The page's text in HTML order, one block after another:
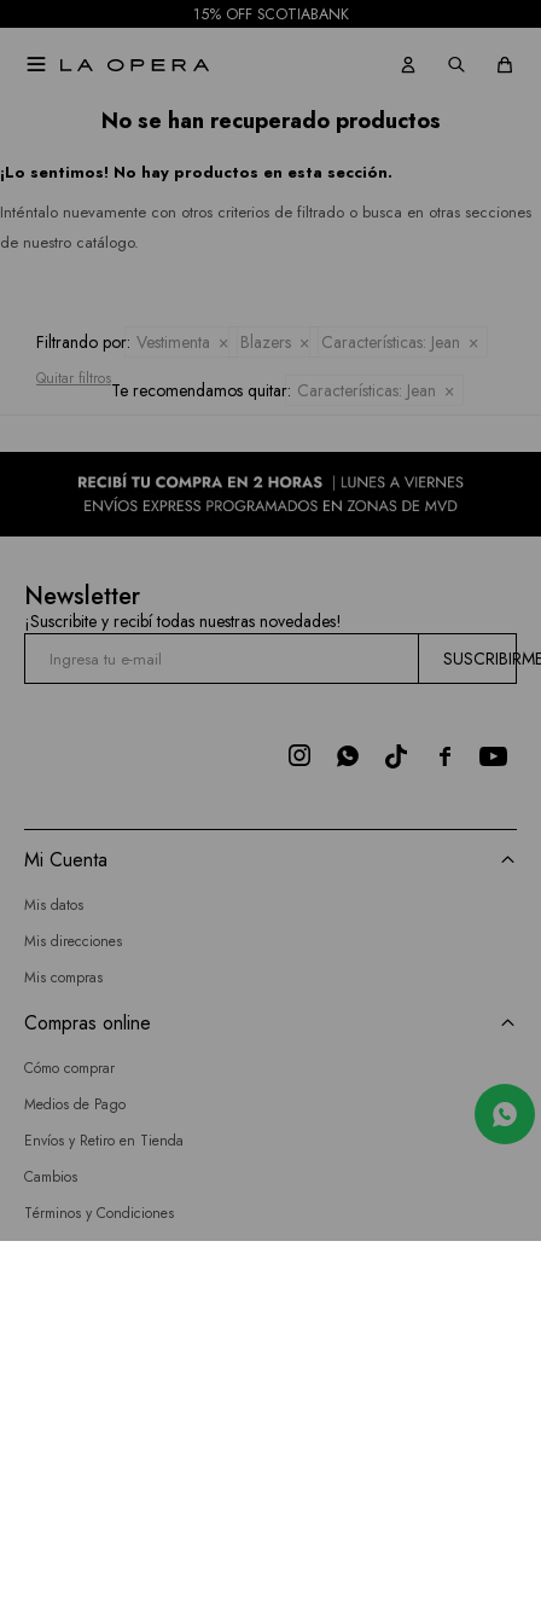
15% OFF SCOTIABANK

No se han recuperado productos
¡Lo sentimos! No hay productos en esta sección.
Inténtalo nuevamente con otros criterios de filtrado o busca en otras secciones
de nuestro catálogo.
Filtrando por: Vestimenta Blazers Características: Jean
Quitar filtrosTe recomendamos quitar: Características: Jean
Newsletter
¡Suscribite y recibí todas nuestras novedades!

 
Mi Cuenta
Mis datos
Mis direcciones
Mis compras
Compras online
Cómo comprar
Medios de Pago
Envíos y Retiro en Tienda
Cambios
Términos y Condiciones
Gabardinas
Kimonos
Jeans
Shorts
Mallas
&
Royalty
Collection
Sioni
Sophie
Allie
Air
Elan
BCBGMAXAZRIA
las
Jeans
Shorts
Mallas